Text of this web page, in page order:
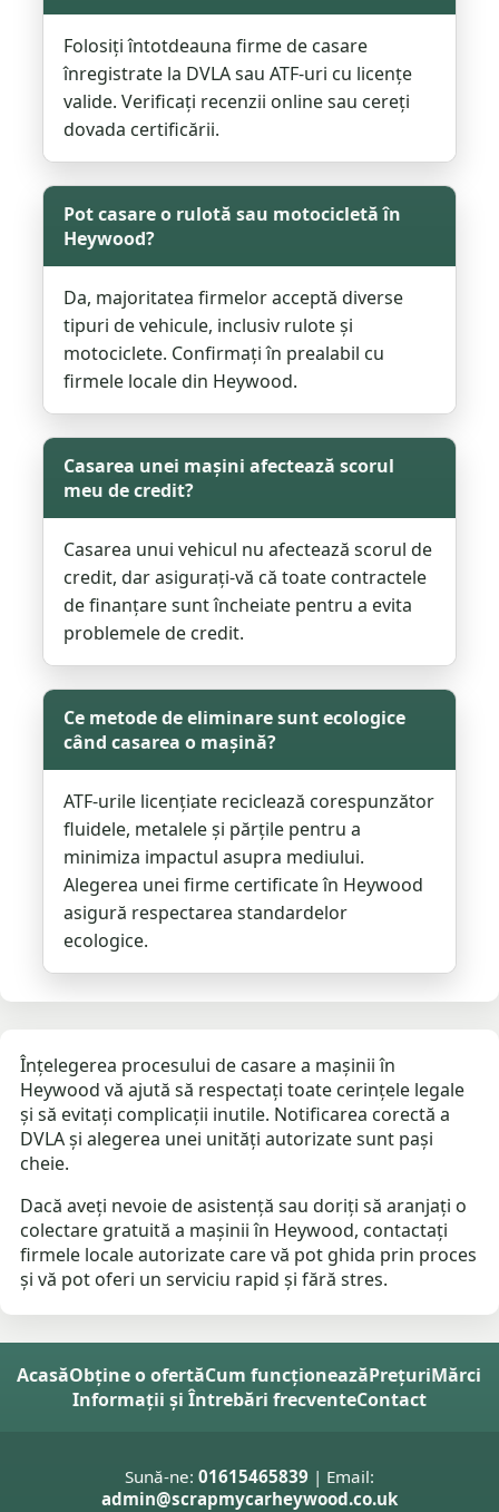
Folosiți întotdeauna firme de casare
înregistrate la DVLA sau ATF-uri cu licențe
valide. Verificați recenzii online sau cereți
dovada certificării.
Pot casare o rulotă sau motocicletă în
Heywood?
Da, majoritatea firmelor acceptă diverse
tipuri de vehicule, inclusiv rulote și
motociclete. Confirmați în prealabil cu
firmele locale din Heywood.
Casarea unei mașini afectează scorul
meu de credit?
Casarea unui vehicul nu afectează scorul de
credit, dar asigurați-vă că toate contractele
de finanțare sunt încheiate pentru a evita
problemele de credit.
Ce metode de eliminare sunt ecologice
când casarea o mașină?
ATF-urile licențiate reciclează corespunzător
fluidele, metalele și părțile pentru a
minimiza impactul asupra mediului.
Alegerea unei firme certificate în Heywood
asigură respectarea standardelor
ecologice.
Înțelegerea procesului de casare a mașinii în
Heywood vă ajută să respectați toate cerințele legale
și să evitați complicații inutile. Notificarea corectă a
DVLA și alegerea unei unități autorizate sunt pași
cheie.
Dacă aveți nevoie de asistență sau doriți să aranjați o
colectare gratuită a mașinii în Heywood, contactați
firmele locale autorizate care vă pot ghida prin proces
și vă pot oferi un serviciu rapid și fără stres.
AcasăObține o ofertăCum funcționeazăPrețuriMărci
Informații și Întrebări frecventeContact
Sună-ne: 01615465839 | Email:
admin@scrapmycarheywood.co.uk